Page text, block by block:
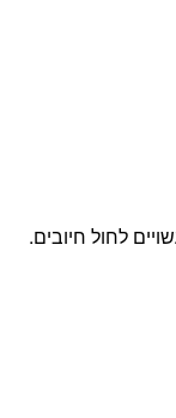
לחול חיובים.